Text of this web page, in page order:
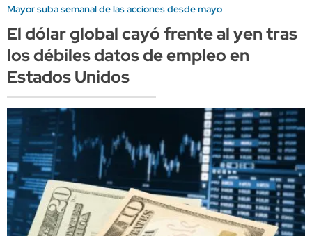
Mayor suba semanal de las acciones desde mayo
El dólar global cayó frente al yen tras
los débiles datos de empleo en
Estados Unidos